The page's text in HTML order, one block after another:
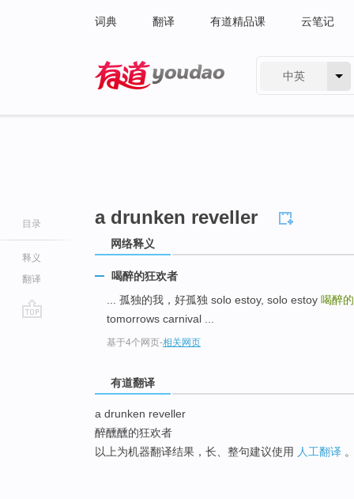
词典 翻译 有道精品课 云笔记
中英
目录
释义
翻译
a drunken reveller
网络释义
喝醉的狂欢者
... 孤独的我，好孤独 solo estoy, solo estoy 喝醉
tomorrows carnival ...
基于4个网页-相关网页
有道翻译
a drunken reveller
醉醺醺的狂欢者
以上为机器翻译结果，长、整句建议使用 人工翻译